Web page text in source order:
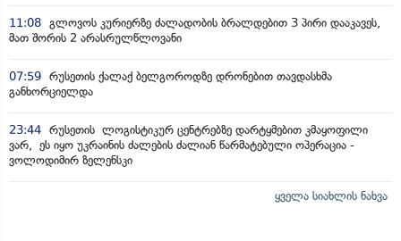
11:08 გლოვოს კურიერზე ძალადობის ბრალდებით 3 პირი დააკავეს,
მათ შორის 2 არასრულწლოვანი
07:59 რუსეთის ქალაქ ბელგოროდზე დრონებით თავდასხმა
განხორციელდა
23:44 რუსეთის ლოგისტიკურ ცენტრებზე დარტყმებით კმაყოფილი
ვარ, ეს იყო უკრაინის ძალების ძალიან წარმატებული ოპერაცია -
ვოლოდიმირ ზელენსკი
ყველა სიახლის ნახვა